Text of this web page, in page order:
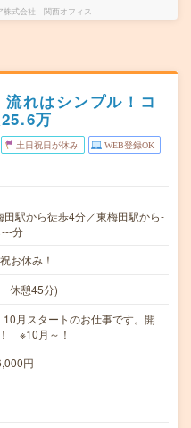
株式会社 関西オフィス
れはシンプル！コ
万
土日祝日が休み WEB登録OK
駅から徒歩4分／東梅田駅から-
分
お休み！
休憩45分)
月スタートのお仕事です。開
※10月～！
円